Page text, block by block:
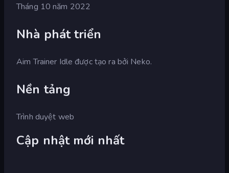
Tháng 10 năm 2022
Nhà phát triển
Aim Trainer Idle được tạo ra bởi Neko.
Nền tảng
Trình duyệt web
Cập nhật mới nhất